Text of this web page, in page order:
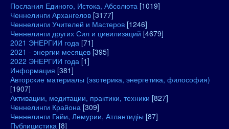
Послания Единого, Истока, Абсолюта [1019]
Ченнелинги Архангелов [3177]
Ченнелинги Учителей и Мастеров [1246]
Ченнелинги других Сил и цивилизаций [4679]
2021 ЭНЕРГИИ года [71]
2021 - энергии месяцев [395]
2022 ЭНЕРГИИ года [1]
Информация [381]
Авторские материалы (эзотерика, энергетика, философия)
[1907]
Активации, медитации, практики, техники [827]
Ченнелинги Крайона [309]
Ченнелинги Гайи, Лемурии, Атлантидіы [87]
Публицистика [8]